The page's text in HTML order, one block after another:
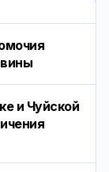
и Чуйской